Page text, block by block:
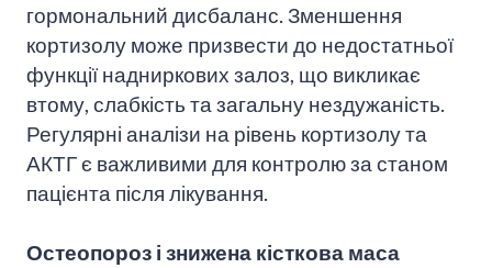
гормональний дисбаланс. Зменшення
кортизолу може призвести до недостатньої
функції надниркових залоз, що викликає
втому, слабкість та загальну нездужаність.
Регулярні аналізи на рівень кортизолу та
АКТГ є важливими для контролю за станом
пацієнта після лікування.
Остеопороз і знижена кісткова маса